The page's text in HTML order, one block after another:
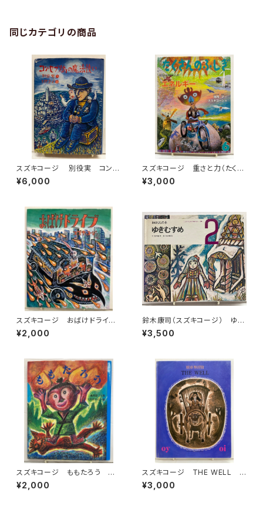
同じカテゴリの商品
スズキコージ 別役実 コン・
セブリ島の魔法使い 1981年重
版 旺文社刊
¥6,000
スズキコージ 重さと力（たくさ
んのふしぎ2010年４月号）エネ
ルギー（2011年６月号）池内了
¥3,000
スズキコージ おばけドライ
ブ 2003年 初版 ビリケン
出版
¥2,000
鈴木康司（スズキコージ） ゆき
むすめ 岸田衿子 おはなしの
本 こどものための3冊の本 No.
¥3,500
スズキコージ ももたろう 水
谷章三 2003年 初版 にっ
けん教育出版
¥2,000
スズキコージ THE WELL 1
977年初版の1977年の２刷
エンサイクロペディア・ブリタニ
¥3,000